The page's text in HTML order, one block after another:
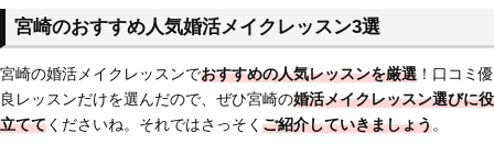
宮崎のおすすめ人気婚活メイクレッスン3選
宮崎の婚活メイクレッスンでおすすめの人気レッスンを厳選 ！口コミ優
良レッスンだけを選んだので、ぜひ宮崎の婚活メイクレッスン選びに役
立ててくださいね。それではさっそく ご紹介していきましょう。